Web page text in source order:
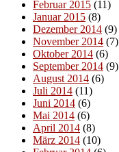
Februar 2015 (11)
Januar 2015 (8)
Dezember 2014 (9)
November 2014 (7)
Oktober 2014 (6)
September 2014 (9)
August 2014 (6)
Juli 2014 (11)
Juni 2014 (6)
Mai 2014 (6)
April 2014 (8)
März 2014 (10)